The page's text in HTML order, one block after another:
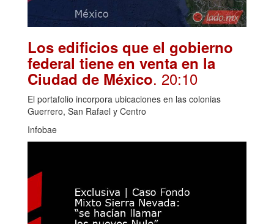
Los edificios que el gobierno
federal tiene en venta en la
Ciudad de México. 20:10
El portafolio incorpora ubicaciones en las colonias
Guerrero, San Rafael y Centro
Infobae